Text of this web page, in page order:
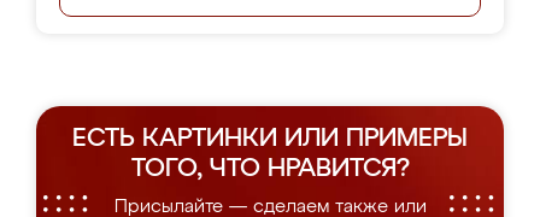
ЕСТЬ КАРТИНКИ ИЛИ ПРИМЕРЫ
ТОГО, ЧТО НРАВИТСЯ?
Присылайте — сделаем также или